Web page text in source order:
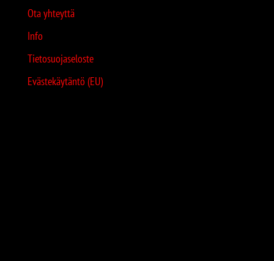
Ota yhteyttä
Info
Tietosuojaseloste
Evästekäytäntö (EU)